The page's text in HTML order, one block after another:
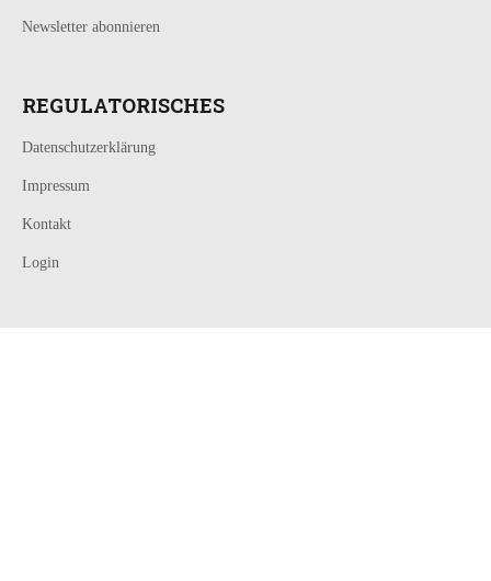
Newsletter abonnieren
REGULATORISCHES
Datenschutzerklärung
Impressum
Kontakt
Login